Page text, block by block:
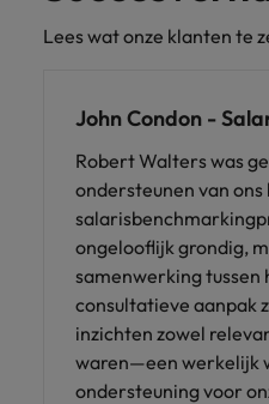
Lees wat onze klanten te
John Condon -
Robert Walters was
ondersteunen van
ongelooflijk grondig,
samenwerking tussen
consultatieve aanpak
inzichten zowel
waren—een werkelijk
ondersteuning voor